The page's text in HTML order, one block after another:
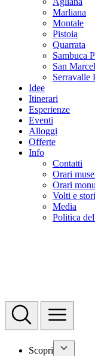
Marliana
Montale
Pistoia
Quarrata
Sambuca
San
Serravalle
Idee
Itinerari
Esperienze
Eventi
Alloggi
Offerte
Info
Contatti
Orari
Orari
Volti e
Media
Politica
Scopri